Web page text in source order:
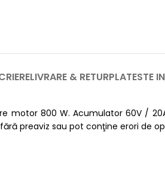
LIVRARE & RETURPLATESTE
motor 800 W. Acumulator 60V /
preaviz sau pot conţine erori de